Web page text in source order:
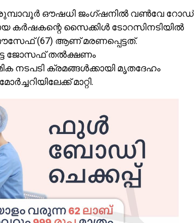
ഔഷധി ജംഗ്ഷനിൽ വൺവേ റോഡ്
കർഷകന്റെ സൈക്കിൾ ടോറസിനടിയിൽ
ഔസേഫ് (67) ആണ് മരണപ്പെട്ടത്.
ജോസഫ് തൽക്ഷണം
നടപടി ക്രമങ്ങൾക്കായി മൃതദേഹം
മാറ്റി.